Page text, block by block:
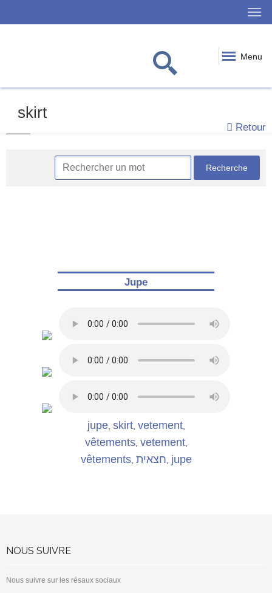
Menu
skirt
Retour
Jupe
jupe, skirt, vetement,
vêtements, vetement,
vêtements, חצאית jupe
NOUS SUIVRE
Nous suivre sur les résaux sociaux